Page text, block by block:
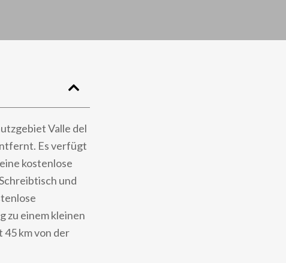
Valle del
Es verfügt
kostenlose
und
zu einem kleinen
45 km von der